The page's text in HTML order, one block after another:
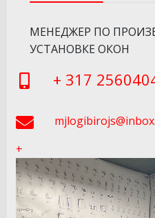
МЕНЕДЖЕР ПО
УСТАНОВКЕ ОКОН
+ 317
+